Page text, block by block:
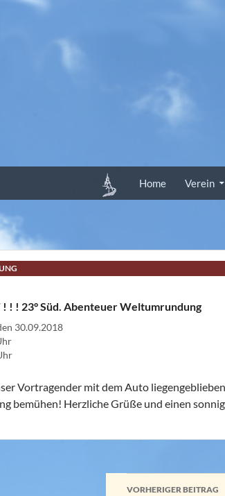
Zum Inhalt springen
Home Verein
! ! ! 23° Süd. Abenteuer Weltumrundung
30.09.2018
Vortragender mit dem Auto
bemühen! Herzliche Grüße und einen
VORHERIGER BEITRAG